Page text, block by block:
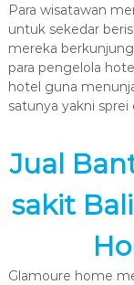
Para wisatawan
untuk sekedar
mereka
para pengelola
hotel guna
satunya yakni sprei
Jual
sakit
Glamoure home